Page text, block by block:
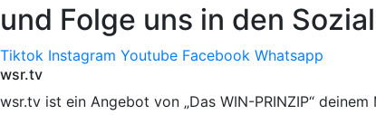
und Folge uns in den
Tiktok Instagram Youtube Facebook Whatsapp
wsr.tv
wsr.tv ist ein Angebot von „Das WIN-PRINZIP“